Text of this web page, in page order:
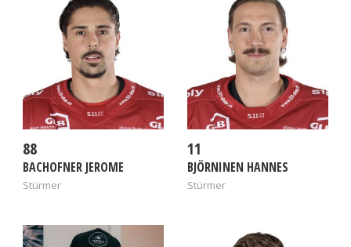
88
BACHOFNER JEROME
Stürmer
11
BJÖRNINEN HANNES
Stürmer